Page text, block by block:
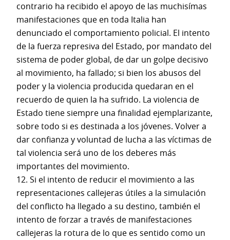
contrario ha recibido el apoyo de las muchisímas
manifestaciones que en toda Italia han
denunciado el comportamiento policial. El intento
de la fuerza represiva del Estado, por mandato del
sistema de poder global, de dar un golpe decisivo
al movimiento, ha fallado; si bien los abusos del
poder y la violencia producida quedaran en el
recuerdo de quien la ha sufrido. La violencia de
Estado tiene siempre una finalidad ejemplarizante,
sobre todo si es destinada a los jóvenes. Volver a
dar confianza y voluntad de lucha a las víctimas de
tal violencia será uno de los deberes más
importantes del movimiento.
12. Si el intento de reducir el movimiento a las
representaciones callejeras útiles a la simulación
del conflicto ha llegado a su destino, también el
intento de forzar a través de manifestaciones
callejeras la rotura de lo que es sentido como un